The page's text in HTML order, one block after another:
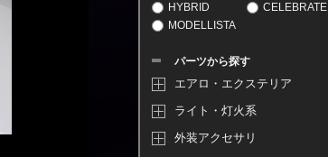
HYBRID
CELEBRATE
MODELLISTA
パーツから探す
エアロ・エクステリア
ライト・灯火系
外装アクセサリ